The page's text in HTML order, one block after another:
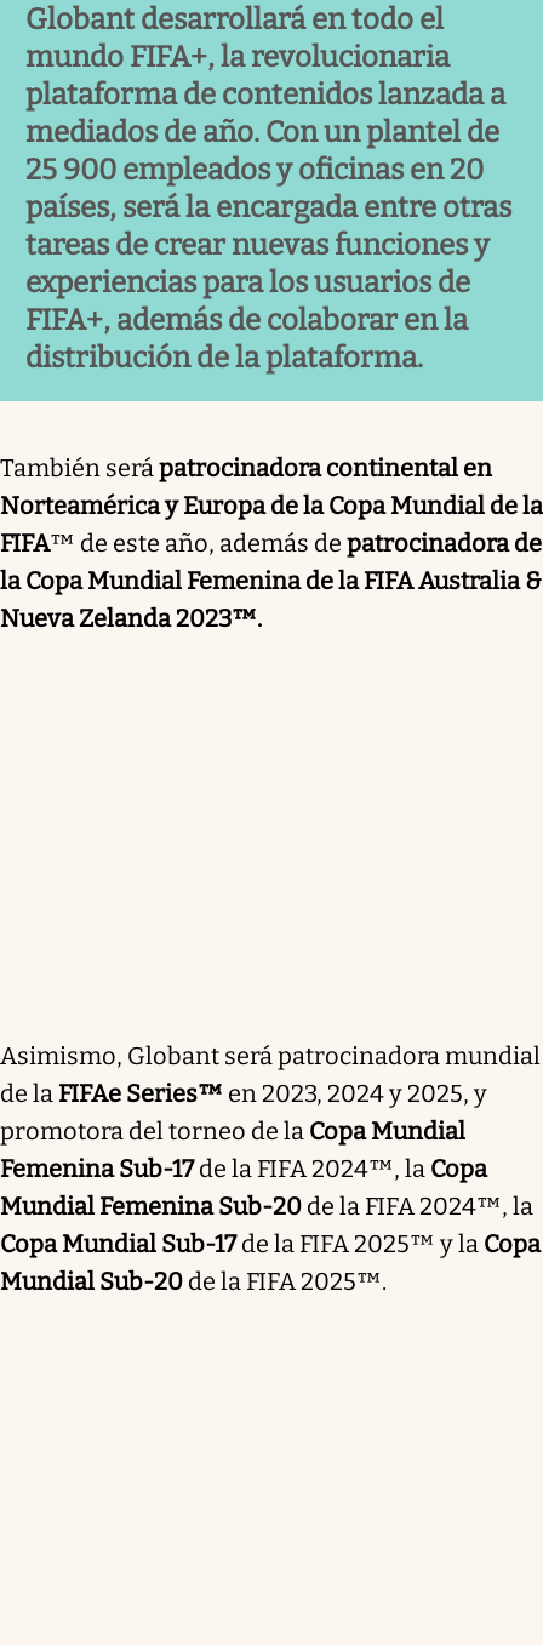
Globant desarrollará en todo el
mundo FIFA+, la revolucionaria
plataforma de contenidos lanzada a
mediados de año. Con un plantel de
25 900 empleados y oficinas en 20
países, será la encargada entre otras
tareas de crear nuevas funciones y
experiencias para los usuarios de
FIFA+, además de colaborar en la
distribución de la plataforma.
También serápatrocinadora continental en
Norteamérica y Europa de la Copa Mundial de la
FIFA™ de este año, además de patrocinadora de
la Copa Mundial Femenina de la FIFA Australia &
Nueva Zelanda 2023™.
Asimismo, Globant será patrocinadora mundial
de la FIFAe Series™ en 2023, 2024 y 2025, y
promotora del torneo de la Copa Mundial
Femenina Sub-17de la FIFA 2024™, la Copa
Mundial Femenina Sub-20 de la FIFA 2024™, la
Copa Mundial Sub-17de la FIFA 2025™ y la Copa
Mundial Sub-20 de la FIFA 2025™.